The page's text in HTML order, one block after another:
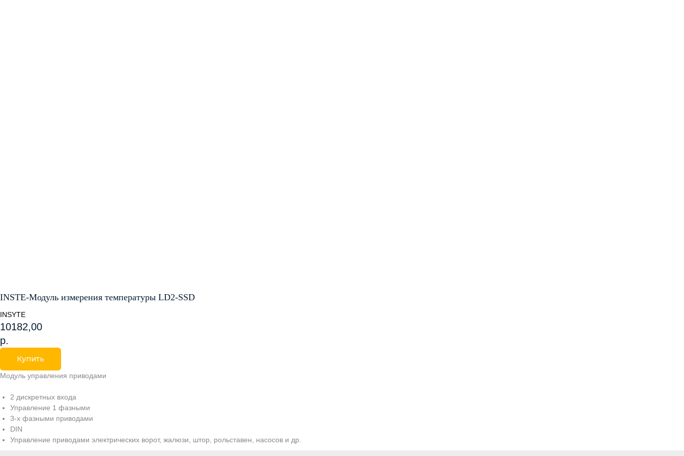
INSTE-Модуль измерения температуры LD2-SSD
INSYTE
10182,00
р.
Купить
Модуль управления приводами
2 дискретных входа
Управление 1 фазными
3-х фазными приводами
DIN
Управление приводами электрических ворот, жалюзи, штор, рольставен, насосов и др.